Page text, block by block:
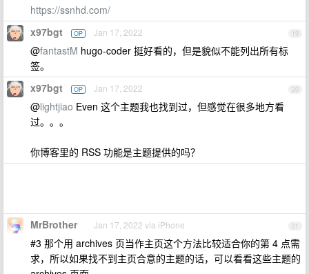
https://ssnhd.com/
19
x97bgt OP Jan 17, 2022
@fantastM hugo-coder 挺好看的，但是貌似不能列出所有标
签。
20
x97bgt OP Jan 17, 2022
@lightjiao Even 这个主题我也找到过，但感觉在很多地方看
过。。。
你博客里的 RSS 功能是主题提供的吗？
21
MrBrother Jan 17, 2022 via iPhone
#3 那个用 archives 页当作主页这个方法比较适合你的第 4 点需
求，所以如果找不到主页合意的主题的话，可以看看这些主题的